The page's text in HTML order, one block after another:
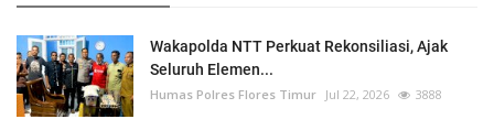
Wakapolda NTT Perkuat Rekonsiliasi, Ajak
Seluruh Elemen...
Humas Polres Flores Timur Jul 22, 2026 3888